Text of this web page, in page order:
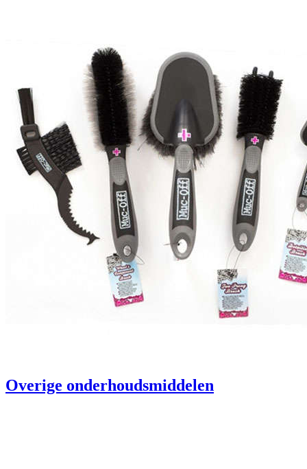
Overige onderhoudsmiddelen